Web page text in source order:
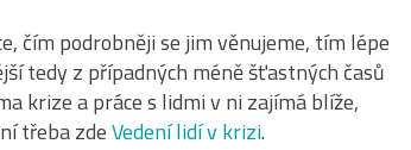
čím podrobněji se jim věnujeme, tím lépe
tedy z případných méně šťastných časů
krize a práce s lidmi v ni zajímá blíže,
třeba zdeVedení lidí v krizi.